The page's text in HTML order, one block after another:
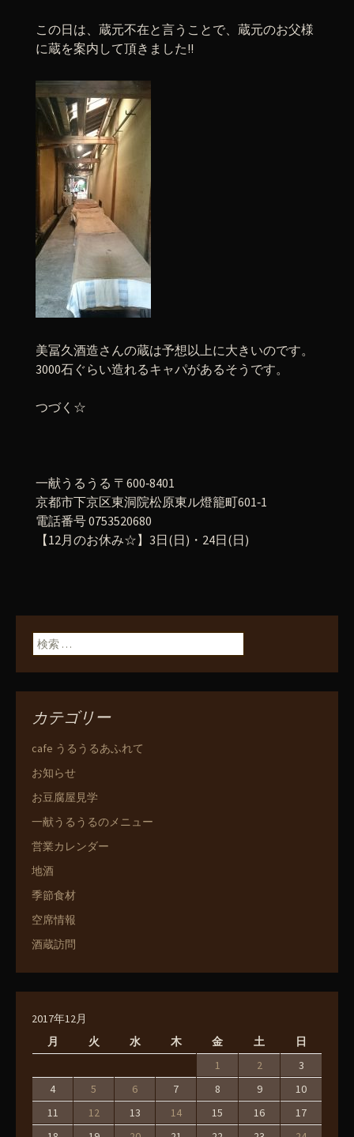
この日は、蔵元不在と言うことで、蔵元のお父様
に蔵を案内して頂きました!!
美冨久酒造さんの蔵は予想以上に大きいのです。
3000石ぐらい造れるキャパがあるそうです。
つづく☆
一献うるうる 〒600‐8401
京都市下京区東洞院松原東ル燈籠町601‐1
電話番号 0753520680
【12月のお休み☆】3日(日)・24日(日)
検索:
カテゴリー
cafe うるうるあふれて
お知らせ
お豆腐屋見学
一献うるうるのメニュー
営業カレンダー
地酒
季節食材
空席情報
酒蔵訪問
2017年12月
月
火 水 木 金 土
日
1
2
3
4
5 6 7 8 9
10
11
12 13 14 15 16
17